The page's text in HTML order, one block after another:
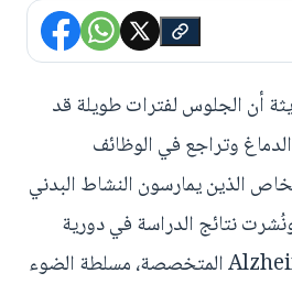
أن الجلوس لفترات طويلة قد
وتراجع في الوظائف
الذين يمارسون النشاط البدني
نتائج الدراسة في دورية
Alzheimer's & Dementia المتخصصة، مسلطة الضوء